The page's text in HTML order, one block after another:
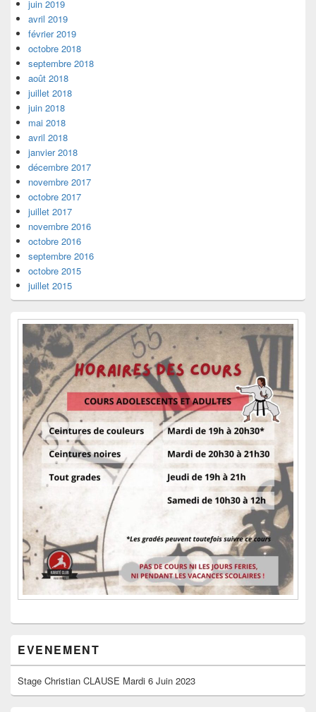
juin 2019
avril 2019
février 2019
octobre 2018
septembre 2018
août 2018
juillet 2018
juin 2018
mai 2018
avril 2018
janvier 2018
décembre 2017
novembre 2017
octobre 2017
juillet 2017
novembre 2016
octobre 2016
septembre 2016
octobre 2015
juillet 2015
EVENEMENT
Stage Christian CLAUSE Mardi 6 Juin 2023